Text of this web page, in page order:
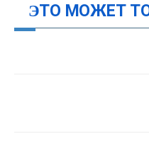
ЭТО МОЖЕТ